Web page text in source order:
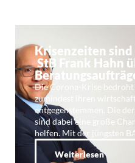
Krisenzeiten
StB Frank Hahn
Die Corona-Krise
zumindest ihren
entgegenstemmen. Die
sind dabei eine große
helfen. Mit der jüngsten
Weiterlesen